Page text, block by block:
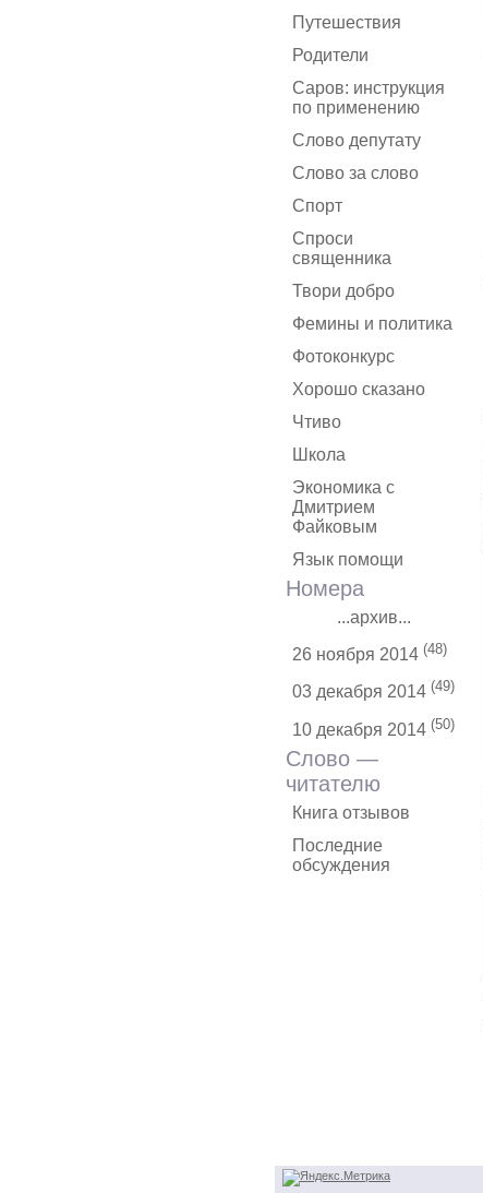
Путешествия
Родители
Саров: инструкция
по применению
Слово депутату
Слово за слово
Спорт
Спроси
священника
Твори добро
Фемины и политика
Фотоконкурс
Хорошо сказано
Чтиво
Школа
Экономика с
Дмитрием
Файковым
Язык помощи
Номера
...архив...
26 ноября 2014 (48)
03 декабря 2014 (49)
10 декабря 2014 (50)
Слово —
читателю
Книга отзывов
Последние
обсуждения